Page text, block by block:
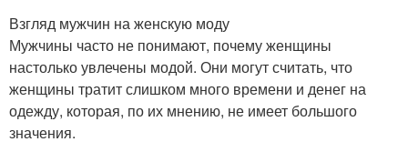
Взгляд мужчин на женскую моду
Мужчины часто не понимают, почему женщины
настолько увлечены модой. Они могут считать, что
женщины тратит слишком много времени и денег на
одежду, которая, по их мнению, не имеет большого
значения.